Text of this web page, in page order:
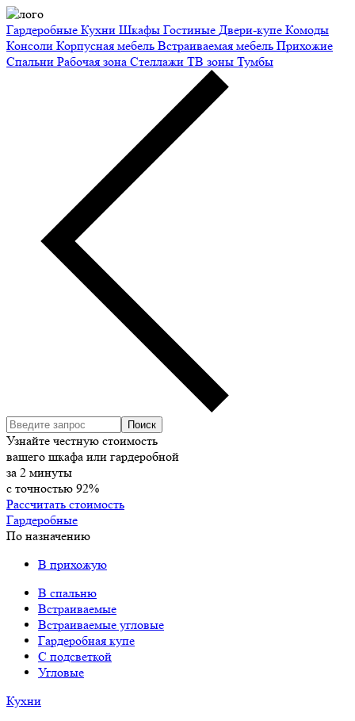
Гардеробные Кухни Шкафы Гостиные Двери-купе Комоды
Консоли Корпусная мебель Встраиваемая мебель Прихожие
Спальни Рабочая зона Стеллажи ТВ зоны Тумбы
Узнайте честную стоимость
вашего шкафа или гардеробной
за 2 минуты
с точностью 92%
Рассчитать стоимость
Гардеробные
По назначению
В прихожую
В спальню
Встраиваемые
Встраиваемые угловые
Гардеробная купе
С подсветкой
Угловые
Кухни